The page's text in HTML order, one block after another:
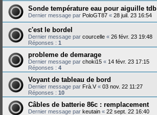
Sonde température eau pour aiguille tdb
Dernier message par PoloGT87 « 28 juil. 23 16:54
c'est le bordel
Dernier message par courcelle « 26 févr. 23 19:48
Réponses : 1
probleme de demarage
Dernier message par choki15 « 14 févr. 23 17:15
Réponses : 4
Voyant de tableau de bord
Dernier message par Frà.V« 03 nov. 22 11:27
Réponses : 10
Câbles de batterie 86c : remplacement
Dernier message par keutain « 22 sept. 22 16:40